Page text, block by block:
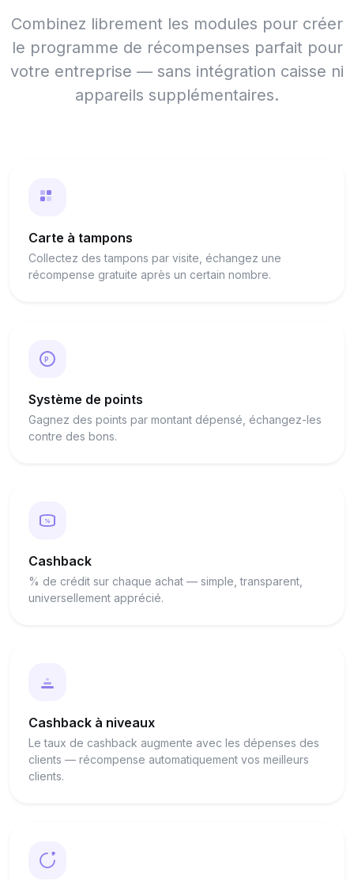
Combinez librement les modules pour créer
le programme de récompenses parfait pour
votre entreprise — sans intégration caisse ni
appareils supplémentaires.
Carte à tampons
Collectez des tampons par visite, échangez une
récompense gratuite après un certain nombre.
P
Système de points
Gagnez des points par montant dépensé, échangez-les
contre des bons.
%
Cashback
% de crédit sur chaque achat — simple, transparent,
universellement apprécié.
Cashback à niveaux
Le taux de cashback augmente avec les dépenses des
clients — récompense automatiquement vos meilleurs
clients.